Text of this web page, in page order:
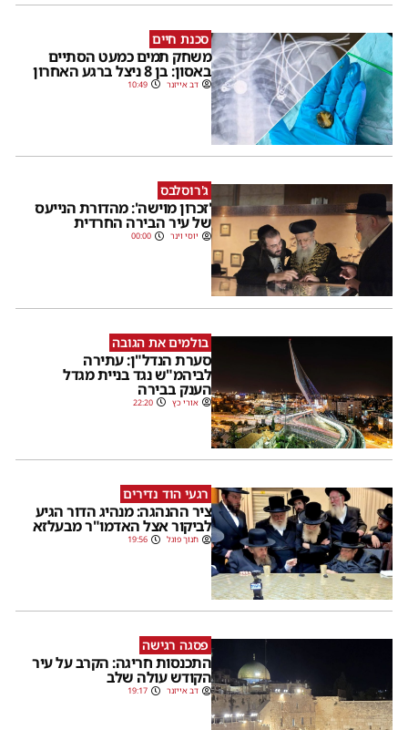
סכנת חיים
משחק תמים כמעט הסתיים
באסון: בן 8 ניצל ברגע האחרון
דב אייזנר 10:49
ג'רוסלבס
'זכרון מוישה': מהדורת הנייעס
של עיר הבירה החרדית
יוסי וינר 00:00
בולמים את הגובה
סערת הנדל"ן: עתירה
לביהמ"ש נגד בניית מגדל
הענק בבירה
אורי כץ 22:20
רגעי הוד נדירים
ציר ההנהגה: מנהיג הדור הגיע
לביקור אצל האדמו"ר מבעלזא
חנוך פוגל 19:56
פסגה רגישה
התכנסות חריגה: הקרב על עיר
הקודש עולה שלב
דב אייזנר 19:17